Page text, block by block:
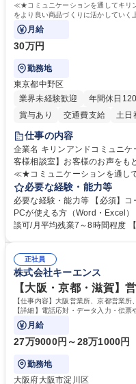
≪★コミュニケーションを通してキリ
をより良い商品づくりに活かしていく
月給
30万円
勤務地
東京都中野区
業界未経験歓迎
年間休日
賞与あり
交通費支給 土日
仕事の内容
企業名 キリンアンドコミュニケーションズ
客様相談室】お客様のお声をもとに
≪★コミュニケーションを通し
お客様のお声をより良い商品づ
様相談室でのお仕事です。 日々お客様からいただくキリングループへのご
意見を、企業活動に活かしてい
って対応、情報提供するととも
平均100件前後■メール・手紙：同上40件前後 募集
相談室】お客様のお声をもとに
必要な経験・能力等
必要な経験・能力等 【必須】コ
PCが使える方（Word・Excel
談可/月平均残業7～8時間程度 【入社後の研修】着任から1か月は電話対応
すのでご安心ください。 【当社
う会社として、お客様との出会
を込めてコミュニケーション
す。 学歴・資格 学歴：大学院 大学 高専 短大 専修学校 高校 語学力： 資
格：
正社員
株式会社キーエンス
【大阪・京都・滋賀
【仕事内容】大阪営業所、京都営業
【詳細】電話応対・データ入力・伝
で発生する事務業務や業務改善をお任
月給
27万9000円～28万1000円
勤務地
大阪府大阪市淀川区